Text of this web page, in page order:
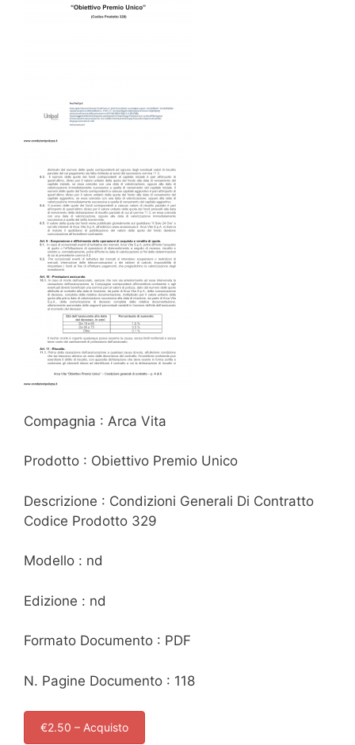
Compagnia : Arca Vita
Prodotto : Obiettivo Premio Unico
Descrizione : Condizioni Generali Di Contratto
Codice Prodotto 329
Modello : nd
Edizione : nd
Formato Documento : PDF
N. Pagine Documento : 118
€2.50 – Acquisto